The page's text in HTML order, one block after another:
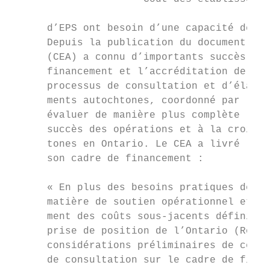
d’EPS ont besoin d’une capacité de
Depuis la publication du document
(CEA) a connu d’importants succès
financement et l’accréditation de
processus de consultation et
ments autochtones, coordonné par le
évaluer de manière plus complète
succès des opérations et à la
tones en Ontario. Le CEA a livré la
      son cadre de financement :
« En plus des besoins pratiques
matière de soutien opérationnel et
ment des coûts sous-jacents définis
prise de position de l’Ontario
considérations préliminaires de ce
de consultation sur le cadre de